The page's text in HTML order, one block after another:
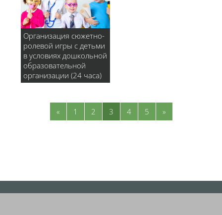
Организация сюжетно-
ролевой игры с детьми
в условиях дошкольной
образовательной
организации (24 часа)
«Предыдущая страница
1 Страница 1
2 Страница 2
3Страница 3
4Страница 4
5Страница 5
»Следующая